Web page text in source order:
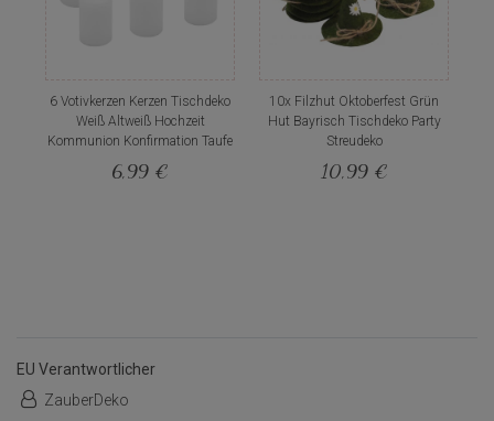
6 Votivkerzen Kerzen Tischdeko
Weiß Altweiß Hochzeit
Kommunion Konfirmation Taufe
6,99 €
10x Filzhut Oktoberfest Grün
Hut Bayrisch Tischdeko Party
Streudeko
10,99 €
EU Verantwortlicher
ZauberDeko